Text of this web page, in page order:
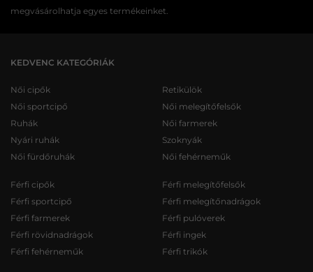
megvásárolhatja egyes termékeinket.
KEDVENC KATEGÓRIÁK
Női cipők
Női sportcipő
Ruhák
Nyári ruhák
Női fürdőruhák
Retikülök
Női melegítőfelsők
Női farmerek
Szoknyák
Női fehérneműk
Férfi cipők
Férfi sportcipő
Férfi farmerek
Férfi rövidnadrágok
Férfi fehérneműk
Férfi melegítőfelsők
Férfi melegítőnadrágok
Férfi pulóverek
Férfi ingek
Férfi trikók